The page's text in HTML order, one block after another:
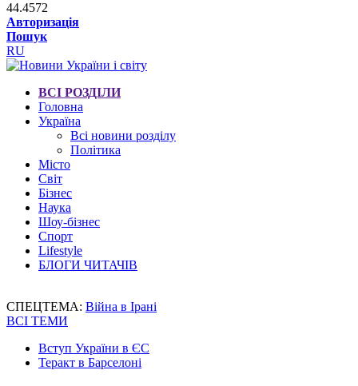
44.4572
Авторизація
Пошук
RU
ВСІ РОЗДІЛИ
Головна
Україна
Всі новини розділу
Політика
Місто
Світ
Бізнес
Наука
Шоу-бізнес
Спорт
Lifestyle
БЛОГИ ЧИТАЧІВ
СПЕЦТЕМА: Війна в Ірані
ВСІ ТЕМИ
Вступ України в ЄС
Теракт в Барселоні